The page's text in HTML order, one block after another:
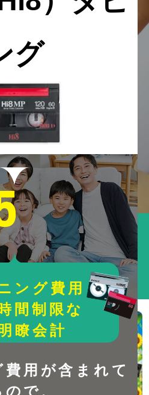
グ
ング費用
間制限な
瞭会計
用が含まれて
で、
万本の
実績！